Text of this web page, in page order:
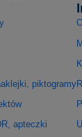
piktogramy
apteczki